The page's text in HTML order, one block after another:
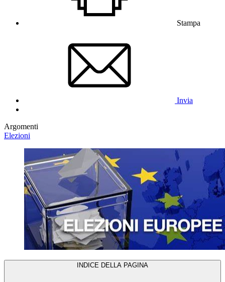
Stampa
Invia
Argomenti
Elezioni
INDICE DELLA PAGINA